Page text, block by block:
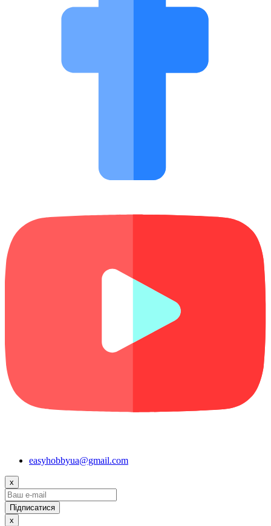
easyhobbyua@gmail.com
x
x